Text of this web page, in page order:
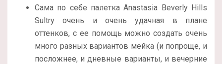
Сама по себе палетка Anastasia Beverly Hills
Sultry очень и очень удачная в плане
оттенков, с ее помощь можно создать очень
много разных вариантов мейка (и попроще, и
посложнее, и дневные варианты, и вечерние